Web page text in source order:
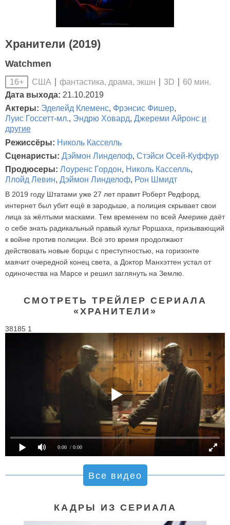
Хранители (2019)
Watchmen
16+ США фантастика, драма, экшн 3D
60 мин.
Дата выхода: 21.10.2019
Актеры: Эделейд Клеменс, Фрэнсис Фишер,
Луис Госсетт-мл., Эндрю Ховард, Джереми Айронс и
другие
Режиссёры: Николь Касселль
Сценаристы: Дэймон Линделоф, Стэйси Осей-Куффур
Продюсеры: Лоуренс Гордон, Николь Касселль,
Ллойд Левин, Дэймон Линделоф, Рон Шмидт
В 2019 году Штатами уже 27 лет правит Роберт Редфорд,
интернет был убит ещё в зародыше, а полиция скрывает свои
лица за жёлтыми масками. Тем временем по всей Америке даёт
о себе знать радикальный правый культ Роршаха, призывающий
к войне против полиции. Всё это время продолжают
действовать новые борцы с преступностью, на горизонте
маячит очередной конец света, а Доктор Манхэттен устал от
одиночества на Марсе и решил заглянуть на Землю.
СМОТРЕТЬ ТРЕЙЛЕР СЕРИАЛА
«ХРАНИТЕЛИ»
38185 1
0:00 / 0:00
Все видео
КАДРЫ ИЗ СЕРИАЛА